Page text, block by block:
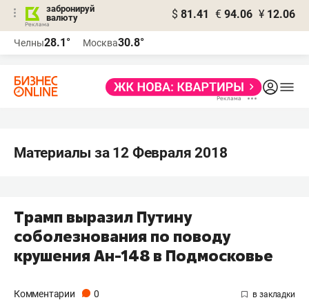
забронируй
валюту
$ 81.41 € 94.06 ¥ 12.06
Челны28.1° Москва30.8°
Материалы за 12 Февраля 2018
Трамп выразил Путину
соболезнования по поводу
крушения Ан-148 в Подмосковье
Комментарии 0